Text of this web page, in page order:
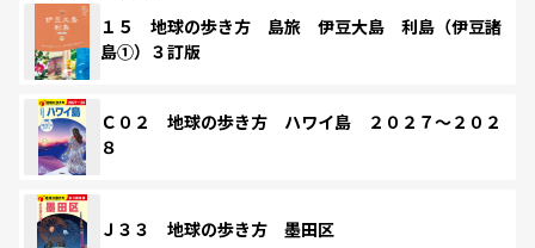
１５ 地球の歩き方 島旅 伊豆大島 利島（伊豆諸
島①）３訂版
Ｃ０２ 地球の歩き方 ハワイ島 ２０２７～２０２
８
Ｊ３３ 地球の歩き方 墨田区